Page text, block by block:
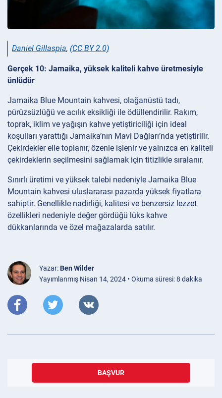
Daniel Gillaspia, (CC BY 2.0)
Gerçek 10: Jamaika, yüksek kaliteli kahve üretmesiyle
ünlüdür
Jamaika Blue Mountain kahvesi, olağanüstü tadı,
pürüzsüzlüğü ve acılık eksikliği ile ödüllendirilir. Rakım,
toprak, iklim ve yağışın kahve yetiştiriciliği için ideal
koşulları yarattığı Jamaika’nın Mavi Dağları’nda yetiştirilir.
Çekirdekler elle toplanır, özenle işlenir ve yalnızca en kaliteli
çekirdeklerin seçilmesini sağlamak için titizlikle sıralanır.
Sınırlı üretimi ve yüksek talebi nedeniyle Jamaika Blue
Mountain kahvesi uluslararası pazarda yüksek fiyatlara
sahiptir. Genellikle nadirliği, kalitesi ve benzersiz lezzet
özellikleri nedeniyle değer gördüğü lüks kahve
dükkanlarında ve özel mağazalarda satılır.
Yazar: Ben Wilder
Yayımlanmış Nisan 14, 2024 • Okuma süresi: 8 dakika
BAŞVUR